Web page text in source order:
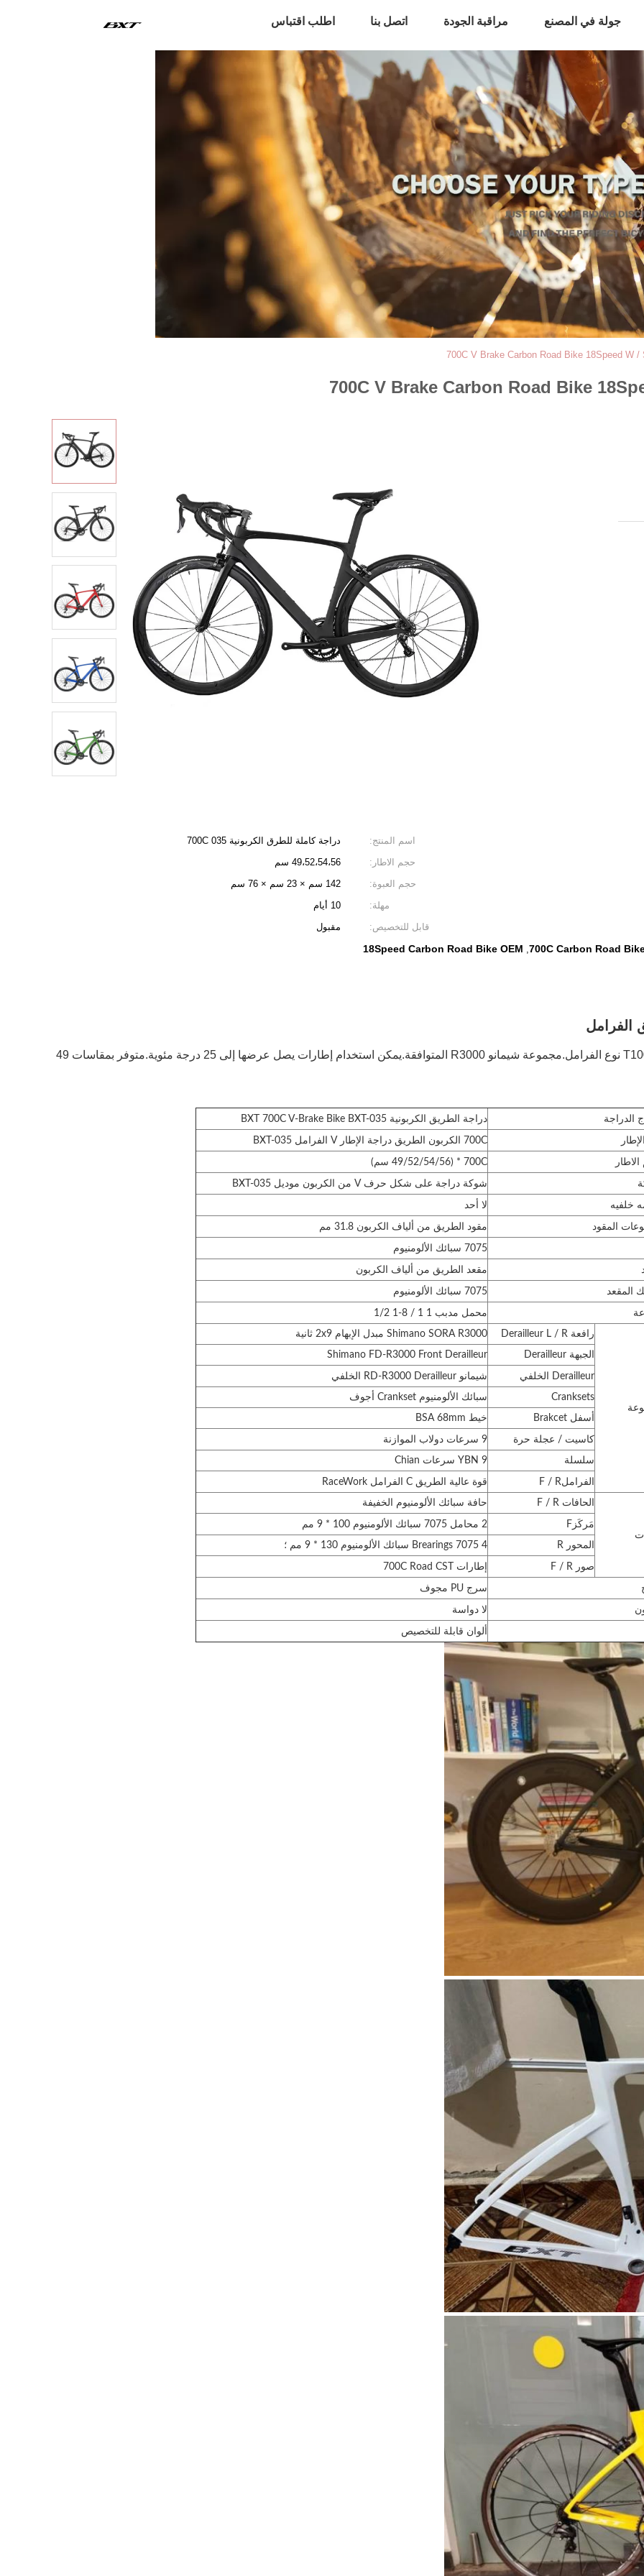
جولة في المصنع مراقبة الجودة اتصل بنا اطلب اقتباس
700C V Brake Carbon Road Bike 18Speed ​​W /
700C V Brake Carbon Road Bike
اسم المنتج:
دراجة كاملة للطرق الكربونية 700C 035
حجم الاطار:
49،52،54،56 سم
حجم العبوة:
142 سم × 23 سم × 76 سم
مهلة:
10 أيام
قابل للتخصيص:
مقبول
700C Carbon Road
,
18Speed ​​Carbon Road Bike OEM
BXT-035 Aero Shaping ألياف الكربون T1000 Road bike.V نوع الفرامل.مجموعة شيمانو R3000 المتوافقة.يمكن استخدام إطارات يصل عرضها إلى 25 درجة مئوية.متوفر بمقاسات 49
الدراجة دراجة الطريق الكربونية BXT 700C V-Brake Bike BXT-035
700C الكربون الطريق دراجة الإطار V الفرامل BXT-035
700C * (49/52/54/56 سم)
شوكة دراجة على شكل حرف V من الكربون موديل BXT-035
خلفيه لا أحد
المقود مقود الطريق من ألياف الكربون 31.8 مم
7075 سبائك الألومنيوم
مقعد الطريق من ألياف الكربون
المقعد 7075 سبائك الألومنيوم
محمل مدبب 1 1 / 8-1 1/2
رافعة Derailleur L / R Shimano SORA R3000 مبدل الإبهام 2x9 ثانية
الجبهة Derailleur Shimano FD-R3000 Front Derailleur
Derailleur الخلفي شيمانو RD-R3000 Derailleur الخلفي
Cranksets سبائك الألومنيوم Crankset أجوف
أسفل Brakcet خيط BSA 68mm
كاسيت / عجلة حرة 9 سرعات دولاب الموازنة
سلسلة YBN 9 سرعات Chian
الفراملF / R قوة عالية الطريق C الفرامل RaceWork
الحافات F / R حافة سبائك الألومنيوم الخفيفة
مَركَز F 2 محامل 7075 سبائك الألومنيوم 100 * 9 مم
المحور R 4 Brearings 7075 سبائك الألومنيوم 130 * 9 مم ؛
صور F / R إطارات 700C Road CST
سرج PU مجوف
لا دواسة
ألوان قابلة للتخصيص